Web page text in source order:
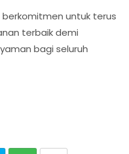
untuk terus
terbaik demi
bagi seluruh